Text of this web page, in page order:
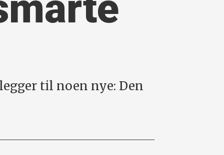
til noen nye: Den